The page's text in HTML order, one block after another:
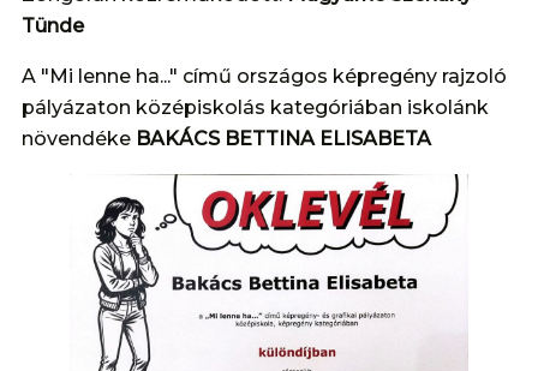
Tünde
A "Mi lenne ha..." című országos képregény rajzoló
pályázaton középiskolás kategóriában iskolánk
növendéke BAKÁCS BETTINA ELISABETA